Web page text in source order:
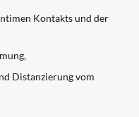
Kontakts und der
Distanzierung vom